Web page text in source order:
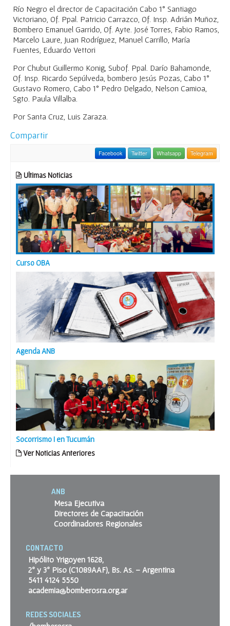
Río Negro el director de Capacitación Cabo 1° Santiago
Victoriano, Of. Ppal. Patricio Carrazco, Of. Insp. Adrián Muñoz,
Bombero Emanuel Garrido, Of. Ayte. José Torres, Fabio Ramos,
Marcelo Laure, Juan Rodríguez, Manuel Carrillo, María
Fuentes, Eduardo Vettori
Por Chubut Guillermo Konig, Subof. Ppal. Darío Bahamonde,
Of. Insp. Ricardo Sepúlveda, bombero Jesús Pozas, Cabo 1°
Gustavo Romero, Cabo 1° Pedro Delgado, Nelson Camioa,
Sgto. Paula Villalba.
Por Santa Cruz, Luis Zaraza.
Compartir
Facebook Twitter Whatsapp Telegram
Ultimas Noticias
Curso OBA
Agenda ANB
Socorrismo I en Tucumán
Ver Noticias Anteriores
ANB
Mesa Ejecutiva
Directores de Capacitación
Coordinadores Regionales
CONTACTO
Hipólito Yrigoyen 1628,
2º y 3º Piso (C1089AAF), Bs. As. – Argentina
5411 4124 5550
academia@bomberosra.org.ar
REDES SOCIALES